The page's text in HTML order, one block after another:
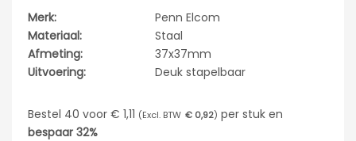
Merk:
Penn Elcom
Materiaal:
Staal
Afmeting:
37x37mm
Uitvoering:
Deuk stapelbaar
Bestel 40 voor € 1,11 € 0,92 per stuk en
bespaar 32%